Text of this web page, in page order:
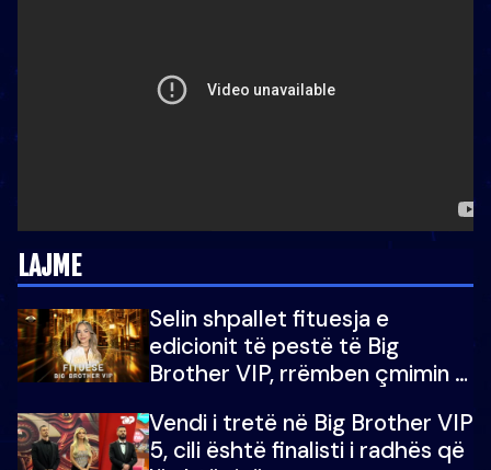
LAJME
Selin shpallet fituesja e
edicionit të pestë të Big
Brother VIP, rrëmben çmimin e
Vendi i tretë në Big Brother VIP
5, cili është finalisti i radhës që